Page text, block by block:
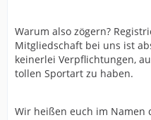
Warum also zögern?
Mitgliedschaft bei uns ist
keinerlei Verpflichtungen,
tollen Sportart zu haben.
Wir heißen euch im Namen